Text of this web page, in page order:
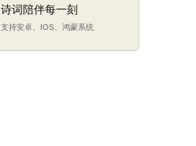
诗词陪伴每一刻
支持安卓、IOS、鸿蒙系统